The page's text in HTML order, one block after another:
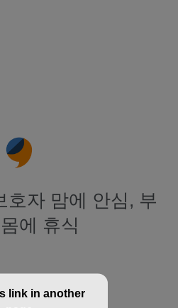
호자 맘에 안심, 부
에 휴식